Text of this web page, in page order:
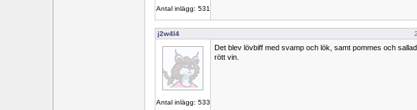
Antal inlägg: 531
j2w4l4
Antal inlägg: 533
Det blev lövbiff med svamp och lök, samt pommes och
rött vin.